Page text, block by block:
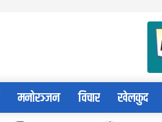
मनोरञ्जन विचार खेलकुद